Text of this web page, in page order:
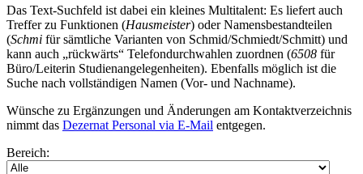
Das Text-Suchfeld ist dabei ein kleines Multitalent: Es liefert auch
Treffer zu Funktionen (Hausmeister) oder Namensbestandteilen
(Schmi für sämtliche Varianten von Schmid/Schmiedt/Schmitt) und
kann auch „rückwärts“ Telefondurchwahlen zuordnen (6508 für
Büro/Leiterin Studienangelegenheiten). Ebenfalls möglich ist die
Suche nach vollständigen Namen (Vor- und Nachname).
Wünsche zu Ergänzungen und Änderungen am Kontaktverzeichnis
nimmt das Dezernat Personal via E-Mail entgegen.
Bereich: